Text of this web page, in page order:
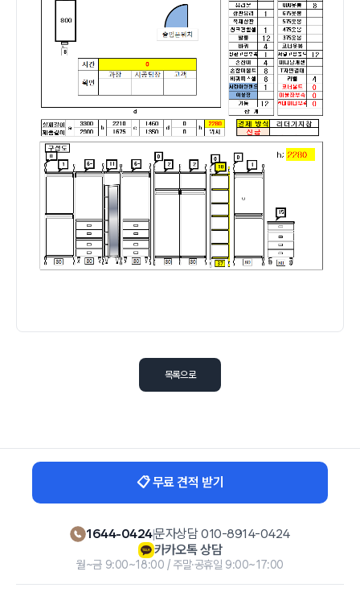
목록으로
📋 무료 견적 받기
1644-0424|문자상담 010-8914-0424
카카오톡 상담
월~금 9:00~18:00 / 주말·공휴일 9:00~17:00